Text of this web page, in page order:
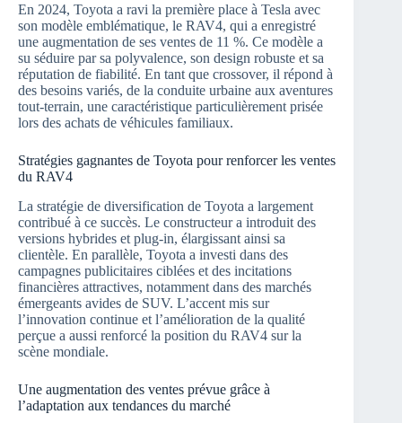
En 2024, Toyota a ravi la première place à Tesla avec
son modèle emblématique, le RAV4, qui a enregistré
une augmentation de ses ventes de 11 %. Ce modèle a
su séduire par sa polyvalence, son design robuste et sa
réputation de fiabilité. En tant que crossover, il répond à
des besoins variés, de la conduite urbaine aux aventures
tout-terrain, une caractéristique particulièrement prisée
lors des achats de véhicules familiaux.
Stratégies gagnantes de Toyota pour renforcer les ventes
du RAV4
La stratégie de diversification de Toyota a largement
contribué à ce succès. Le constructeur a introduit des
versions hybrides et plug-in, élargissant ainsi sa
clientèle. En parallèle, Toyota a investi dans des
campagnes publicitaires ciblées et des incitations
financières attractives, notamment dans des marchés
émergeants avides de SUV. L’accent mis sur
l’innovation continue et l’amélioration de la qualité
perçue a aussi renforcé la position du RAV4 sur la
scène mondiale.
Une augmentation des ventes prévue grâce à
l’adaptation aux tendances du marché